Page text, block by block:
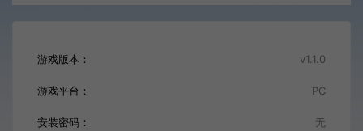
游戏版本： v1.1.0
游戏平台： PC
安装密码： 无